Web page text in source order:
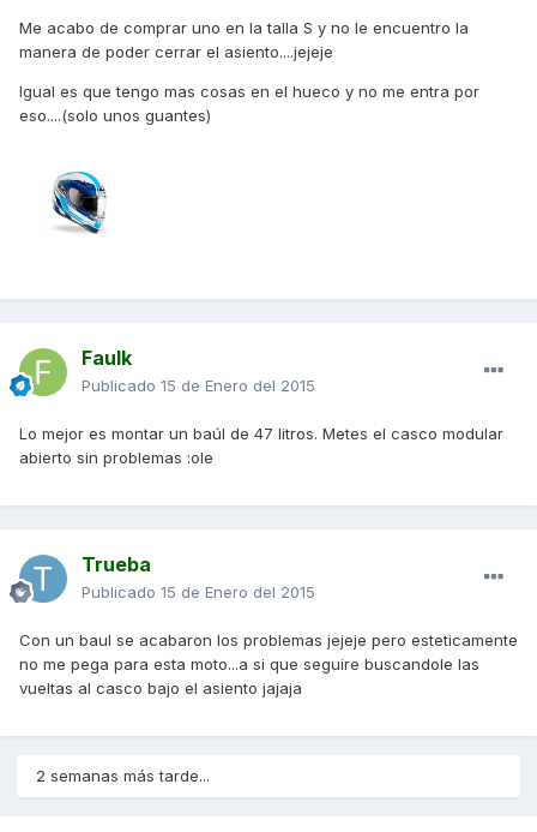
Me acabo de comprar uno en la talla S y no le encuentro la
manera de poder cerrar el asiento....jejeje
Igual es que tengo mas cosas en el hueco y no me entra por
eso....(solo unos guantes)
Faulk
Publicado 15 de Enero del 2015
Lo mejor es montar un baúl de 47 litros. Metes el casco modular
abierto sin problemas :ole
Trueba
Publicado 15 de Enero del 2015
Con un baul se acabaron los problemas jejeje pero esteticamente
no me pega para esta moto...a si que seguire buscandole las
vueltas al casco bajo el asiento jajaja
2 semanas más tarde...